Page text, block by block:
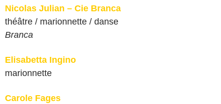
Nicolas Julian – Cie Branca
théâtre / marionnette / danse
Branca
Elisabetta Ingino
marionnette
Carole Fages